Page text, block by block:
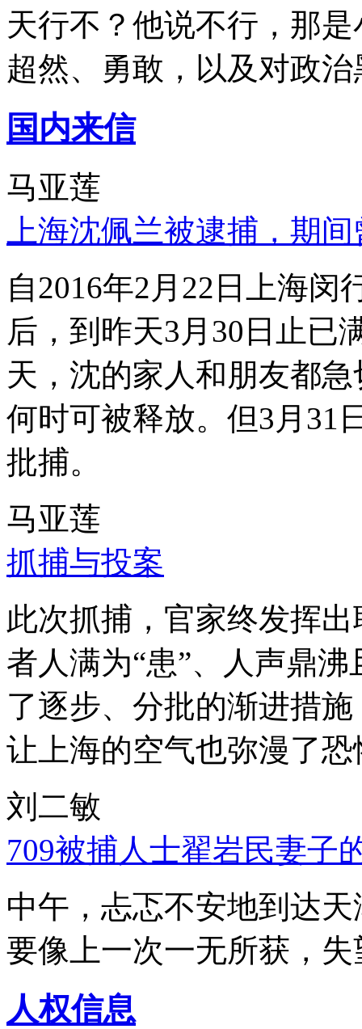
天行不？他说不行，那
超然、勇敢，以及对政
国内来信
马亚莲
上海沈佩兰被逮捕，期
自2016年2月22日上海
后，到昨天3月30日止已
天，沈的家人和朋友都
何时可被释放。但3月31
批捕。
马亚莲
抓捕与投案
此次抓捕，官家终发挥
者人满为“患”、人声鼎
了逐步、分批的渐进措
让上海的空气也弥漫了
刘二敏
709被捕人士翟岩民妻子
中午，忐忑不安地到达
要像上一次一无所获，
人权信息